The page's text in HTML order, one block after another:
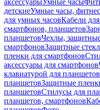
аксессуарыУмные часы
детскиеУмные часы,
для умных часовКабели
смартфонов, планшетов
планшетовЧехлы,
смартфоновЗащитные
пленки для смартфонов
аксессуары для смартфонов
клавиатурой для планшетов
планшетовЗащитные
планшетовСтилусы для
планшетов, смартфонов